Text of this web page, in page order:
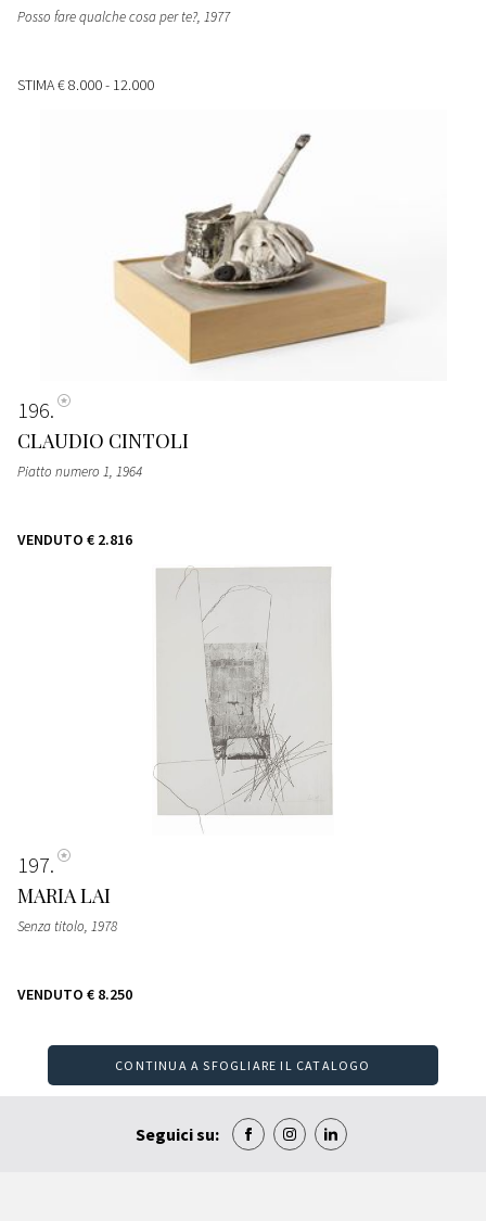
Posso fare qualche cosa per te?, 1977
STIMA€ 8.000 - 12.000
196
CLAUDIO CINTOLI
Piatto numero 1, 1964
VENDUTO € 2.816
197
MARIA LAI
Senza titolo, 1978
VENDUTO € 8.250
CONTINUA A SFOGLIARE IL CATALOGO
Seguici su: